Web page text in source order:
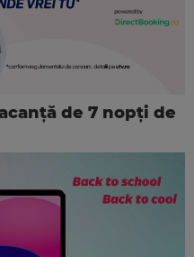
de 7 nopți de